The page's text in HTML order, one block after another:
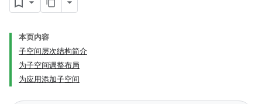
本页内容
子空间层次结构简介
为子空间调整布局
为应用添加子空间